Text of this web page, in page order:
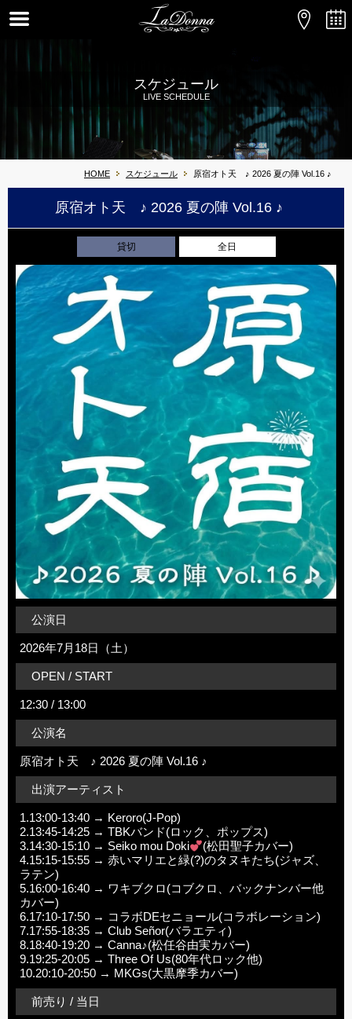
スケジュール
LIVE SCHEDULE
HOME スケジュール 原宿オト天 ♪ 2026 夏の陣 Vol.16 ♪
原宿オト天 ♪ 2026 夏の陣 Vol.16 ♪
貸切 全日
公演日
2026年7月18日（土）
OPEN / START
12:30 / 13:00
公演名
原宿オト天 ♪ 2026 夏の陣 Vol.16 ♪
出演アーティスト
1.13:00-13:40 → Keroro(J-Pop)
2.13:45-14:25 → TBKバンド(ロック、ポップス)
3.14:30-15:10 → Seiko mou Doki
(松田聖子カバー)
4.15:15-15:55 → 赤いマリエと緑(?)のタヌキたち(ジャズ、
ラテン)
5.16:00-16:40 → ワキブクロ(コブクロ、バックナンバー他
カバー)
6.17:10-17:50 → コラボDEセニョール(コラボレーション)
7.17:55-18:35 → Club Señor(バラエティ)
8.18:40-19:20 → Canna♪(松任谷由実カバー)
9.19:25-20:05 → Three Of Us(80年代ロック他)
10.20:10-20:50 → MKGs(大黒摩季カバー)
前売り / 当日